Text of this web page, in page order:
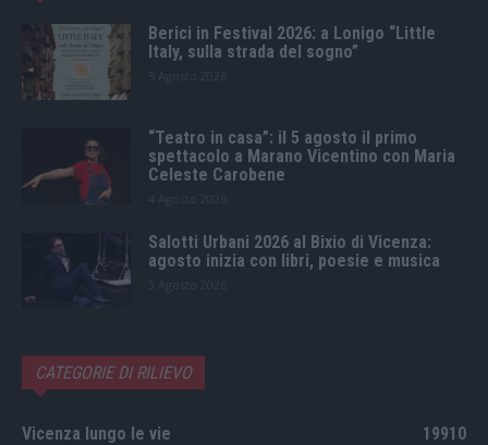
Berici in Festival 2026: a Lonigo “Little
Italy, sulla strada del sogno”
“Teatro in casa”: il 5 agosto il primo
spettacolo a Marano Vicentino con Maria
Celeste Carobene
Salotti Urbani 2026 al Bixio di Vicenza:
agosto inizia con libri, poesie e musica
CATEGORIE DI RILIEVO
Vicenza lungo le vie 19910